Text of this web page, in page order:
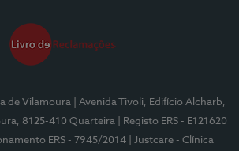
de Vilamoura
| Avenida Tivoli, Edifício Alcharb,
8125-410 Quarteira
| Registo ERS - E121620
ERS - 7945/2014
| Justcare - Clínica